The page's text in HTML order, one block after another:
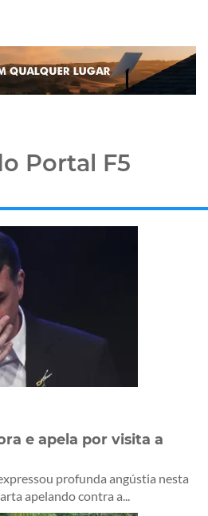
Portal F5
e apela por visita a
profunda angústia nesta
apelando contra a...